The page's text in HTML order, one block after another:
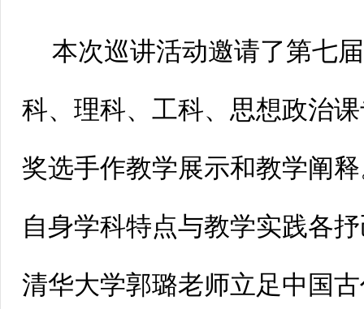
本次巡讲活动邀请了第七
科、理科、工科、思想政治
奖选手作教学展示和教学阐
自身学科特点与教学实践各
清华大学郭璐老师立足中国